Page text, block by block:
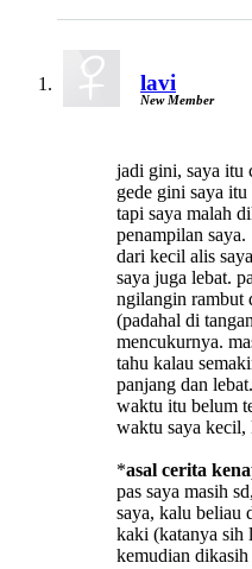
lavi
New Member
jadi gini, saya itu
gede gini saya
tapi saya malah
penampilan saya.
dari kecil alis
saya juga lebat.
ngilangin rambut
(padahal di
mencukurnya.
tahu kalau
panjang dan
waktu itu belum
waktu saya kecil,
*asal cerita
pas saya masih
saya, kalu beliau
kaki (katanya sih
kemudian